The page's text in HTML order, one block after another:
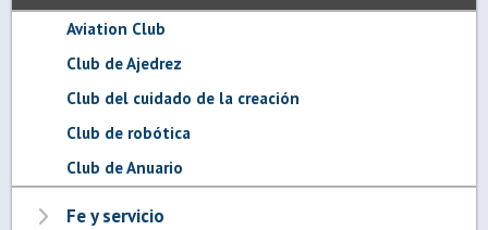
Aviation Club
Club de Ajedrez
Club del cuidado de la creación
Club de robótica
Club de Anuario
Fe y servicio